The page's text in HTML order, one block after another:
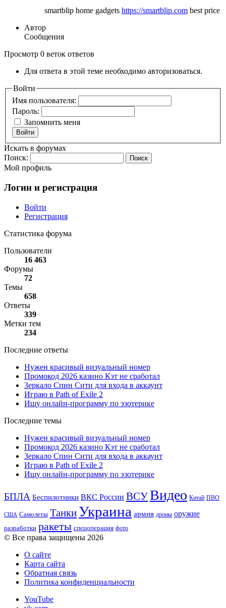
smartblip home gadgets https://smartblip.com best price
Автор
Сообщения
Просмотр 0 веток ответов
Для ответа в этой теме необходимо авторизоваться.
Войти
Имя пользователя:
Пароль:
Запомнить меня
Войти
Искать в форумах
Поиск:
Мой профиль
Логин и регистрация
Войти
Регистрация
Статистика форума
Пользователи
16 463
Форумы
72
Темы
658
Ответы
339
Метки тем
234
Последние ответы
Нужен красивый визуальный номер
Промокод 2026 казино Кэт не сработал
Зеркало Спин Сити для входа в аккаунт
Играю в Path of Exile 2
Ищу онлайн-программу по эзотерике
Последние темы
Нужен красивый визуальный номер
Промокод 2026 казино Кэт не сработал
Зеркало Спин Сити для входа в аккаунт
Играю в Path of Exile 2
Ищу онлайн-программу по эзотерике
БПЛА Беспилотники ВКС России ВСУВидео Китай ПВО
США Самолеты Танки Украина армия дроны оружие
разработки ракеты спецоперация фото
© Все права защищены 2026
О сайте
Карта сайта
Обратная связь
Политика конфиденциальности
YouTube